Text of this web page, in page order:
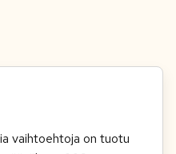
vaihtoehtoja on tuotu